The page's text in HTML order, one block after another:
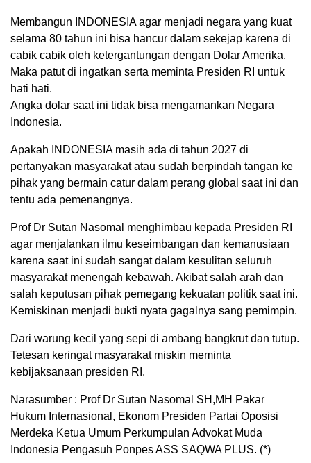
Membangun INDONESIA agar menjadi negara yang kuat
selama 80 tahun ini bisa hancur dalam sekejap karena di
cabik cabik oleh ketergantungan dengan Dolar Amerika.
Maka patut di ingatkan serta meminta Presiden RI untuk
hati hati.
Angka dolar saat ini tidak bisa mengamankan Negara
Indonesia.
Apakah INDONESIA masih ada di tahun 2027 di
pertanyakan masyarakat atau sudah berpindah tangan ke
pihak yang bermain catur dalam perang global saat ini dan
tentu ada pemenangnya.
Prof Dr Sutan Nasomal menghimbau kepada Presiden RI
agar menjalankan ilmu keseimbangan dan kemanusiaan
karena saat ini sudah sangat dalam kesulitan seluruh
masyarakat menengah kebawah. Akibat salah arah dan
salah keputusan pihak pemegang kekuatan politik saat ini.
Kemiskinan menjadi bukti nyata gagalnya sang pemimpin.
Dari warung kecil yang sepi di ambang bangkrut dan tutup.
Tetesan keringat masyarakat miskin meminta
kebijaksanaan presiden RI.
Narasumber : Prof Dr Sutan Nasomal SH,MH Pakar
Hukum Internasional, Ekonom Presiden Partai Oposisi
Merdeka Ketua Umum Perkumpulan Advokat Muda
Indonesia Pengasuh Ponpes ASS SAQWA PLUS. (*)